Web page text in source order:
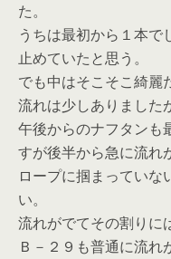
た。
うちは最初から１本で
止めていたと思う。
でも中はそこそこ綺麗
流れは少しありました
午後からのナフタンも
すが後半から急に流れ
ロープに掴まっていな
い。
流れがでてその割りに
Ｂ－２９も普通に流れ